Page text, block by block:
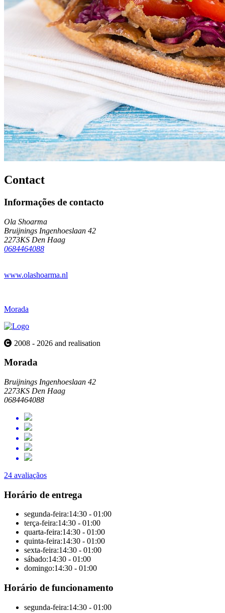
Contact
Informações de contacto
Ola Shoarma
Bruijnings Ingenhoeslaan 42
2273KS Den Haag
0684464088
www.olashoarma.nl
Morada
2008 - 2026 and realisation
Morada
Bruijnings Ingenhoeslaan 42
2273KS Den Haag
0684464088
24 avaliaçãos
Horário de entrega
segunda-feira:14:30 - 01:00
terça-feira:14:30 - 01:00
quarta-feira:14:30 - 01:00
quinta-feira:14:30 - 01:00
sexta-feira:14:30 - 01:00
sábado:14:30 - 01:00
domingo:14:30 - 01:00
Horário de funcionamento
segunda-feira:14:30 - 01:00